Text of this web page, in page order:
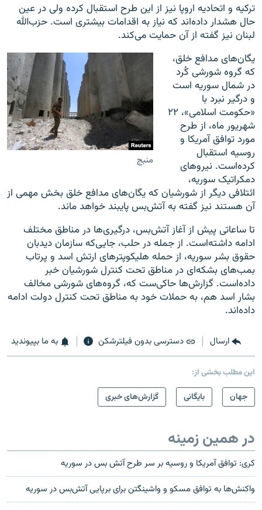
ترکیه و اتحادیه اروپا نیز از این طرح استقبال کرده ولی در عین
حال هشدار داده‌اند که نیاز به اقدامات بیشتری است. حزب‌الله
لبنان نیز گفته از آن حمایت می‌کند.
منبج
یگان‌های مدافع خلق،
که گروه شورشی کُرد
در شمال سوریه است
و درگیر نبرد با
«حکومت اسلامی»، ۲۲
شهریور ماه، از طرح
مورد توافق آمریکا و
روسیه استقبال
کرده‌است. نیروهای
دمکراتیک سوریه،
ائتلافی دیگر از شورشیان که یگان‌های مدافع خلق بخش مهمی از
آن هستند نیز گفته به آتش‌بس پایبند خواهد ماند.
تا ساعاتی پیش از آغاز آتش‌بس، درگیری‌ها در مناطق مختلف
ادامه داشته‌است. از جمله در حلب، جایی‌که سازمان دیدبان
حقوق بشر سوریه، از حمله هلیکوپترهای ارتش اسد و پرتاب
بمب‌های بشکه‌ای در مناطق تحت کنترل شورشیان خبر
داده‌است. گزارش‌ها حاکی‌ست که، گروه‌های شورشی مخالف
بشار اسد هم، به حملات خود به مناطق تحت کنترل دولت ادامه
داده‌اند.
ارسال دسترسی بدون فیلترشکن به ما بپیوندید
این مطلب بخشی از:
جهان
بایگانی گزارش‌های خبری
در همین زمینه
کری: توافق آمریکا و روسیه بر سر طرح آتش بس در سوریه
واکنش‌ها به توافق مسکو و واشینگتن برای برپایی آتش‌بس در سوریه